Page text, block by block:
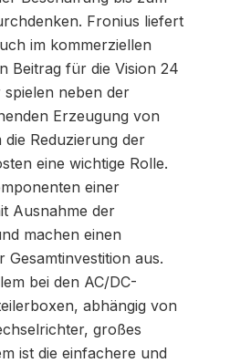
Fronius liefert
im kommerziellen
Beitrag für die Vision 24
neben der
Erzeugung von
Reduzierung der
eine wichtige Rolle.
einer
Ausnahme der
machen einen
aus.
bei den AC/DC-
abhängig von
großes
ist die einfachere und